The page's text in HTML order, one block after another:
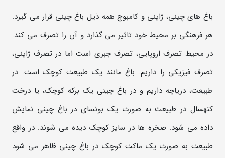
باغ های چینی، ژاپنی و کامبوج همه ذیل باغ چینی قرار می گیرد.
هر فرهنگی بر محیط خود تاثیر می گذارد و آن را تصرف می کند.
در محیط تصرف اروپایی، تصرف جبری است اما در تصرف ژاپنی،
تصرف فیزیکی را داریم. باغ مانند یک طبیعت کوچک است. در
طبیعت، دریاچه داریم و در باغ چینی یک برکه کوچک، یا درخت
کنهسال در طبیعت به صورت یک بونسای در باغ چینی نمایش
داده می شود. صخره ها در سایز کوچک دیده می شوند. در واقع
طبیعت به صورت یک ماکت کوچک در باغ چینی ظاهر می شود